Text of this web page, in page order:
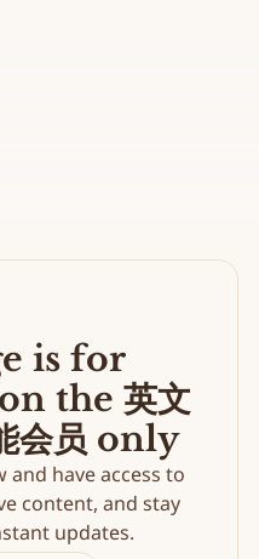
is for
the 英文
会员 only
and have access to
content, and stay
updates.